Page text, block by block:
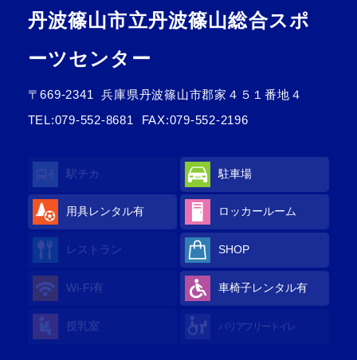
丹波篠山市立丹波篠山総合スポ
ーツセンター
〒669-2341
兵庫県丹波篠山市郡家４５１番地４
TEL:079-552-8681 FAX:079-552-2196
駅チカ 駐車場
用具レンタル有 ロッカールーム
レストラン SHOP
Wi-Fi有 車椅子レンタル有
授乳室 バリアフリートイレ